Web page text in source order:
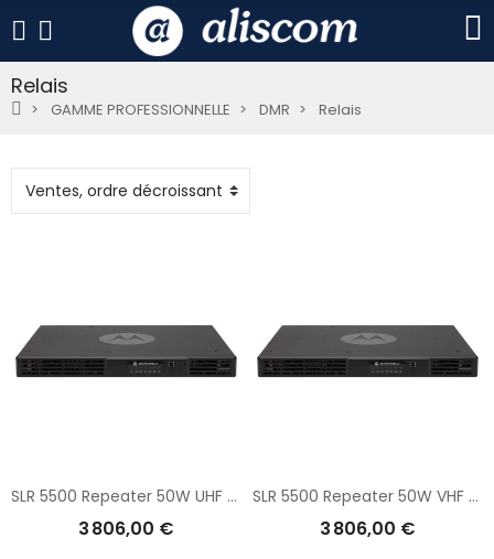
Relais
GAMME PROFESSIONNELLE DMR Relais
SLR 5500 Repeater 50W UHF (400-470 MHz)
3 806,00 €
SLR 5500 Repeater 50W VHF (136-174 MHz)
3 806,00 €